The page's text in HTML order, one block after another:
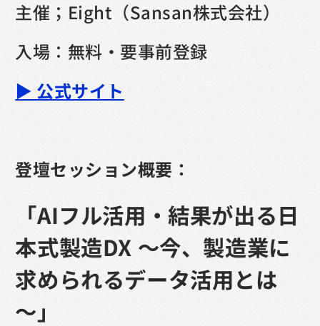
主催；Eight（Sansan株式会社）
入場：無料・要事前登録
▶︎ 公式サイト
登壇セッション概要：
「AIフル活用・結果が出る日
本式製造DX ～今、製造業に
求められるデータ活用とは
～」